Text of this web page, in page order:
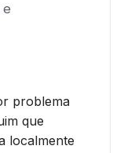
problema
que
localmente